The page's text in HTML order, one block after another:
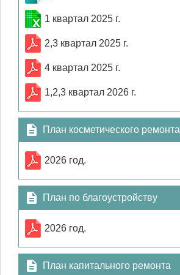
1 квартал 2025 г.
2,3 квартал 2025 г.
4 квартал 2025 г.
1,2,3 квартал 2026 г.
План косметического ремонта
2026 год.
План по благоустройству
2026 год.
План капитального ремонта